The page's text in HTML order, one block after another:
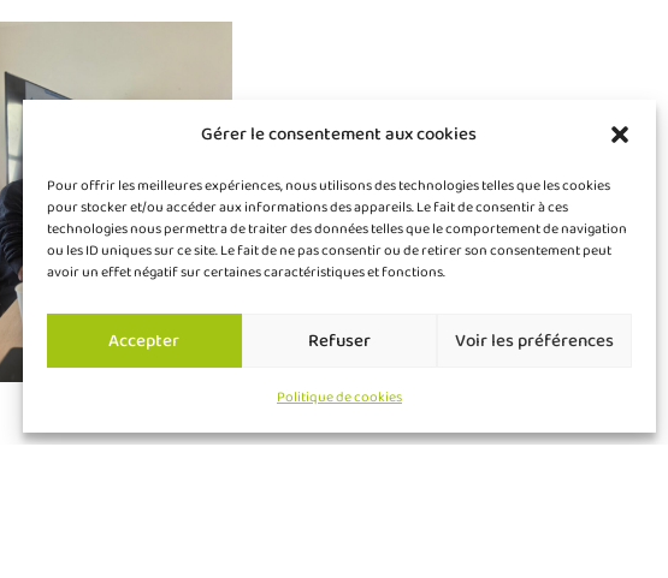
Gérer le consentement aux cookies
Pour offrir les meilleures expériences, nous utilisons des technologies telles que les cookies
pour stocker et/ou accéder aux informations des appareils. Le fait de consentir à ces
technologies nous permettra de traiter des données telles que le comportement de navigation
ou les ID uniques sur ce site. Le fait de ne pas consentir ou de retirer son consentement peut
avoir un effet négatif sur certaines caractéristiques et fonctions.
Accepter Refuser Voir les préférences
Politique de cookies